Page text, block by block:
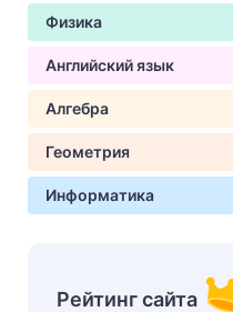
Физика
Английский язык
Алгебра
Геометрия
Информатика
Рейтинг сайта